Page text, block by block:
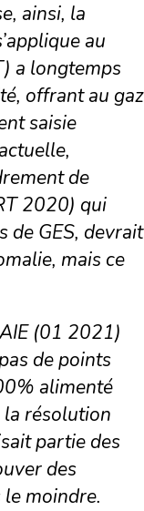
ainsi, la
au
a longtemps
offrant au gaz
saisie
de
2020) qui
de GES, devrait
mais ce
(01 2021)
de points
alimenté
la résolution
partie des
des
le moindre.